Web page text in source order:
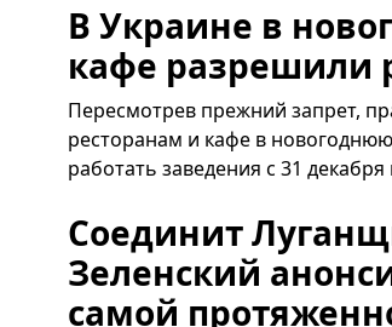
В Украине в
кафе разрешили
Пересмотрев прежний запрет,
ресторанам и кафе в
работать заведения с 31
Соединит
Зеленский
самой